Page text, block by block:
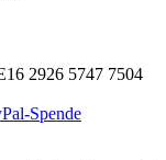
2926 5747 7504
Spende